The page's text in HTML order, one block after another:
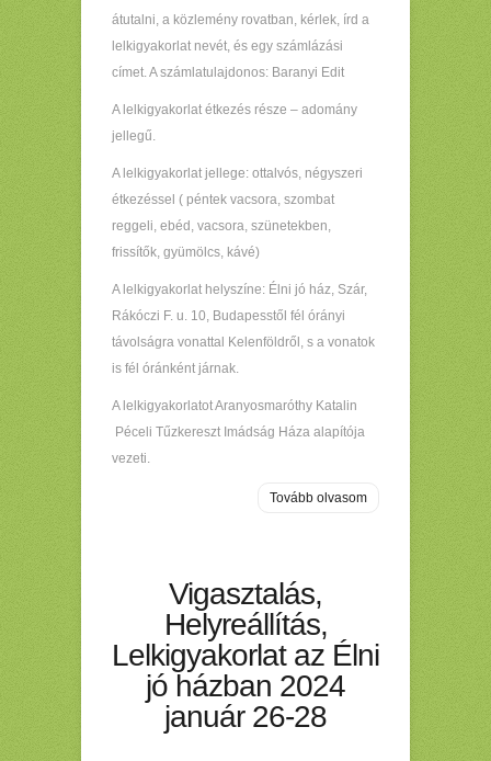
átutalni, a közlemény rovatban, kérlek, írd a
lelkigyakorlat nevét, és egy számlázási
címet. A számlatulajdonos: Baranyi Edit
A lelkigyakorlat étkezés része – adomány
jellegű.
A lelkigyakorlat jellege: ottalvós, négyszeri
étkezéssel ( péntek vacsora, szombat
reggeli, ebéd, vacsora, szünetekben,
frissítők, gyümölcs, kávé)
A lelkigyakorlat helyszíne: Élni jó ház, Szár,
Rákóczi F. u. 10, Budapesstől fél órányi
távolságra vonattal Kelenföldről, s a vonatok
is fél óránként járnak.
A lelkigyakorlatot Aranyosmaróthy Katalin
Péceli Tűzkereszt Imádság Háza alapítója
vezeti.
Tovább olvasom
Vigasztalás,
Helyreállítás,
Lelkigyakorlat az Élni
jó házban 2024
január 26-28